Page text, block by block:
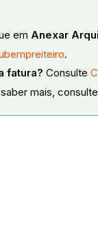
em Anexar
.
fatura? Consulte
mais, consulte